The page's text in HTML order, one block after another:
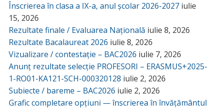
Înscrierea în clasa a IX-a, anul școlar 2026-2027 iulie
15, 2026
Rezultate finale / Evaluarea Națională iulie 8, 2026
Rezultate Bacalaureat 2026 iulie 8, 2026
Vizualizare / contestație – BAC2026 iulie 7, 2026
Anunț rezultate selecție PROFESORI – ERASMUS+2025-
1-RO01-KA121-SCH-000320128 iulie 2, 2026
Subiecte / bareme – BAC2026 iulie 2, 2026
Grafic completare opțiuni — înscrierea în învățământul